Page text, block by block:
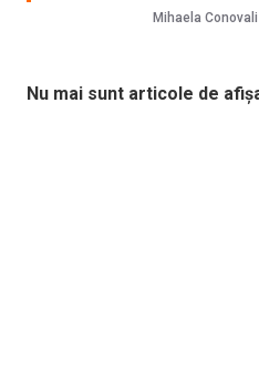
Mihaela Conovali
Nu mai sunt articole de